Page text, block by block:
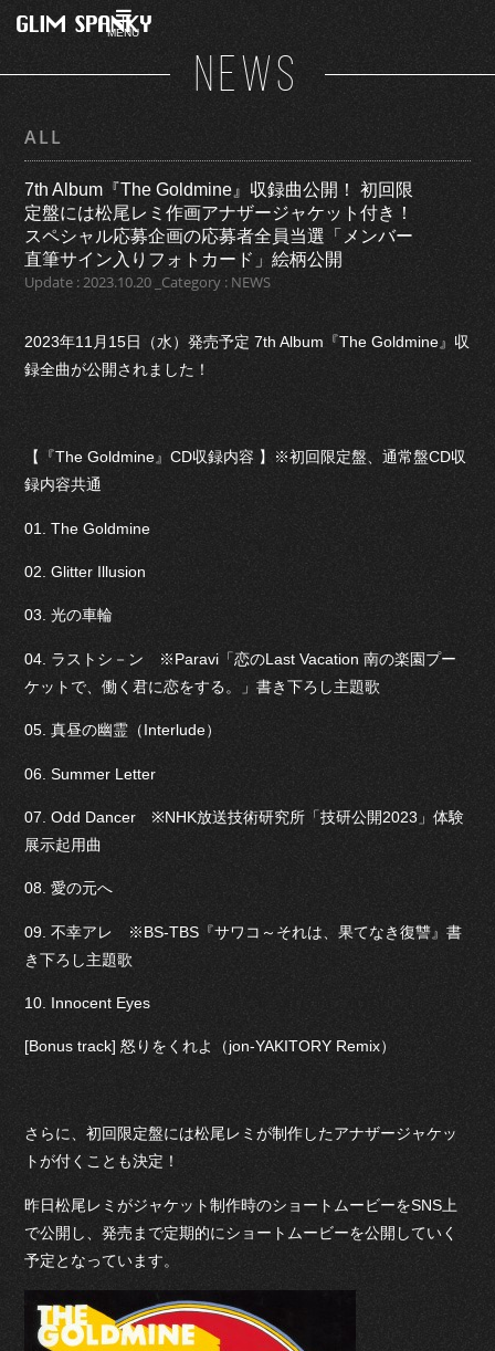
MENU
NEWS
ALL
7th Album『The Goldmine』収録曲公開！ 初回限
定盤には松尾レミ作画アナザージャケット付き！
スペシャル応募企画の応募者全員当選「メンバー
直筆サイン入りフォトカード」絵柄公開
Update : 2023.10.20 _Category : NEWS
2023年11月15日（水）発売予定 7th Album『The Goldmine』収
録全曲が公開されました！
【『The Goldmine』CD収録内容 】※初回限定盤、通常盤CD収
録内容共通
01. The Goldmine
02. Glitter Illusion
03. 光の車輪
04. ラストシ－ン ※Paravi「恋のLast Vacation 南の楽園プー
ケットで、働く君に恋をする。」書き下ろし主題歌
05. 真昼の幽霊（Interlude）
06. Summer Letter
07. Odd Dancer ※NHK放送技術研究所「技研公開2023」体験
展示起用曲
08. 愛の元へ
09. 不幸アレ ※BS-TBS『サワコ～それは、果てなき復讐』書
き下ろし主題歌
10. Innocent Eyes
[Bonus track] 怒りをくれよ（jon-YAKITORY Remix）
さらに、初回限定盤には松尾レミが制作したアナザージャケッ
トが付くことも決定！
昨日松尾レミがジャケット制作時のショートムービーをSNS上
で公開し、発売まで定期的にショートムービーを公開していく
予定となっています。